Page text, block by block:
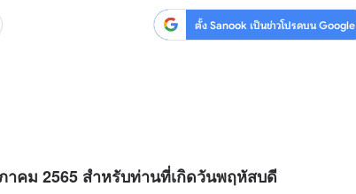
ตั้ง Sanook เป็นข่าวโปรดบน Google
าคม 2565 สำหรับท่านที่เกิดวันพฤหัสบดี